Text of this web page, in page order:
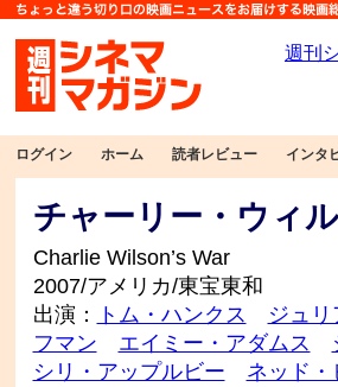
ログイン ホーム 読者レビュー インタ
チャーリー・ウィ
Charlie Wilson’s War
2007/アメリカ/東宝東和
出演：
トム・ハンクス ジュリ
フマン
エイミー・アダムス
シリ・アップルビー
ネッド・